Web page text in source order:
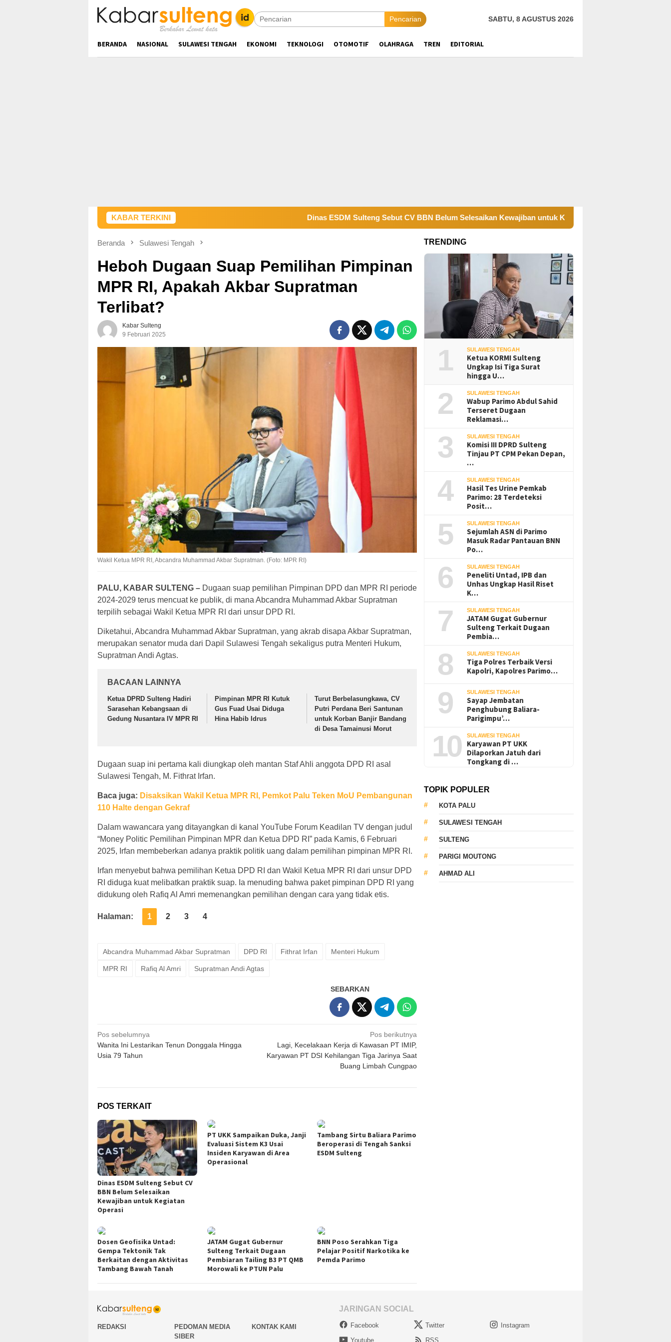
Pencarian SABTU, 8 AGUSTUS 2026
BERANDA NASIONAL SULAWESI TENGAH EKONOMI TEKNOLOGI OTOMOTIF OLAHRAGA TREN EDITORIAL
KABAR TERKINI Dinas ESDM Sulteng Sebut CV BBN Belum Selesaikan Kewajiban untuk Kegiatan Operasi
Beranda Sulawesi Tengah
Heboh Dugaan Suap Pemilihan Pimpinan
MPR RI, Apakah Akbar Supratman
Terlibat?
Kabar Sulteng
9 Februari 2025
Wakil Ketua MPR RI, Abcandra Muhammad Akbar Supratman. (Foto: MPR RI)
PALU, KABAR SULTENG – Dugaan suap pemilihan Pimpinan DPD dan MPR RI periode
2024-2029 terus mencuat ke publik, di mana Abcandra Muhammad Akbar Supratman
terpilih sebagai Wakil Ketua MPR RI dari unsur DPD RI.
Diketahui, Abcandra Muhammad Akbar Supratman, yang akrab disapa Akbar Supratman,
merupakan senator muda dari Dapil Sulawesi Tengah sekaligus putra Menteri Hukum,
Supratman Andi Agtas.
BACAAN LAINNYA
Ketua DPRD Sulteng Hadiri
Sarasehan Kebangsaan di
Gedung Nusantara IV MPR RI
Pimpinan MPR RI Kutuk
Gus Fuad Usai Diduga
Hina Habib Idrus
Turut Berbelasungkawa, CV
Putri Perdana Beri Santunan
untuk Korban Banjir Bandang
di Desa Tamainusi Morut
Dugaan suap ini pertama kali diungkap oleh mantan Staf Ahli anggota DPD RI asal
Sulawesi Tengah, M. Fithrat Irfan.
Baca juga: Disaksikan Wakil Ketua MPR RI, Pemkot Palu Teken MoU Pembangunan
110 Halte dengan Gekraf
Dalam wawancara yang ditayangkan di kanal YouTube Forum Keadilan TV dengan judul
“Money Politic Pemilihan Pimpinan MPR dan Ketua DPD RI” pada Kamis, 6 Februari
2025, Irfan membeberkan adanya praktik politik uang dalam pemilihan pimpinan MPR RI.
Irfan menyebut bahwa pemilihan Ketua DPD RI dan Wakil Ketua MPR RI dari unsur DPD
RI diduga kuat melibatkan praktik suap. Ia menuding bahwa paket pimpinan DPD RI yang
didukung oleh Rafiq Al Amri memenangkan pemilihan dengan cara yang tidak etis.
Halaman: 1 2 3 4
Abcandra Muhammad Akbar Supratman DPD RI Fithrat Irfan Menteri Hukum
MPR RI Rafiq Al Amri Supratman Andi Agtas
SEBARKAN
Navigasi
pos
Pos sebelumnya
Wanita Ini Lestarikan Tenun Donggala Hingga
Usia 79 Tahun
Pos berikutnya
Lagi, Kecelakaan Kerja di Kawasan PT IMIP,
Karyawan PT DSI Kehilangan Tiga Jarinya Saat
Buang Limbah Cungpao
POS TERKAIT
Dinas ESDM Sulteng Sebut CV
BBN Belum Selesaikan
Kewajiban untuk Kegiatan
Operasi
PT UKK Sampaikan Duka, Janji
Evaluasi Sistem K3 Usai
Insiden Karyawan di Area
Operasional
Tambang Sirtu Baliara Parimo
Beroperasi di Tengah Sanksi
ESDM Sulteng
Dosen Geofisika Untad:
Gempa Tektonik Tak
Berkaitan dengan Aktivitas
Tambang Bawah Tanah
JATAM Gugat Gubernur
Sulteng Terkait Dugaan
Pembiaran Tailing B3 PT QMB
Morowali ke PTUN Palu
BNN Poso Serahkan Tiga
Pelajar Positif Narkotika ke
Pemda Parimo
TRENDING
1 SULAWESI TENGAH
Ketua KORMI Sulteng
Ungkap Isi Tiga Surat
hingga U…
2 SULAWESI TENGAH
Wabup Parimo Abdul Sahid
Terseret Dugaan
Reklamasi…
3 SULAWESI TENGAH
Komisi III DPRD Sulteng
Tinjau PT CPM Pekan Depan,
…
4 SULAWESI TENGAH
Hasil Tes Urine Pemkab
Parimo: 28 Terdeteksi
Posit…
5 SULAWESI TENGAH
Sejumlah ASN di Parimo
Masuk Radar Pantauan BNN
Po…
6 SULAWESI TENGAH
Peneliti Untad, IPB dan
Unhas Ungkap Hasil Riset
K…
7 SULAWESI TENGAH
JATAM Gugat Gubernur
Sulteng Terkait Dugaan
Pembia…
8 SULAWESI TENGAH
Tiga Polres Terbaik Versi
Kapolri, Kapolres Parimo…
9 SULAWESI TENGAH
Sayap Jembatan
Penghubung Baliara-
Parigimpu’…
10 SULAWESI TENGAH
Karyawan PT UKK
Dilaporkan Jatuh dari
Tongkang di …
TOPIK POPULER
KOTA PALU
SULAWESI TENGAH
SULTENG
PARIGI MOUTONG
AHMAD ALI
REDAKSI
PEDOMAN MEDIA
SIBER
KONTAK KAMI
JARINGAN SOCIAL
Facebook Twitter
Instagram
Youtube
RSS